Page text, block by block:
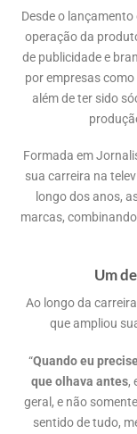
Desde o
operação da
de publicidade e
por empresas
além de ter sido
Formada em
sua carreira na
longo dos anos,
marcas,
Um
Ao longo da
que ampliou
“Quando eu
que olhava antes,
geral, e não
sentido de tudo,